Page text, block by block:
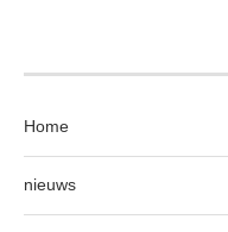
Home
nieuws